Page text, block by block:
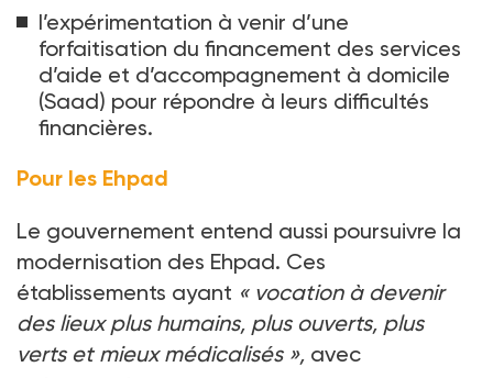
l’expérimentation à venir d’une
forfaitisation du financement des services
d’aide et d’accompagnement à domicile
(Saad) pour répondre à leurs difficultés
financières.
Pour les Ehpad
Le gouvernement entend aussi poursuivre la
modernisation des Ehpad. Ces
établissements ayant « vocation à devenir
des lieux plus humains, plus ouverts, plus
verts et mieux médicalisés », avec